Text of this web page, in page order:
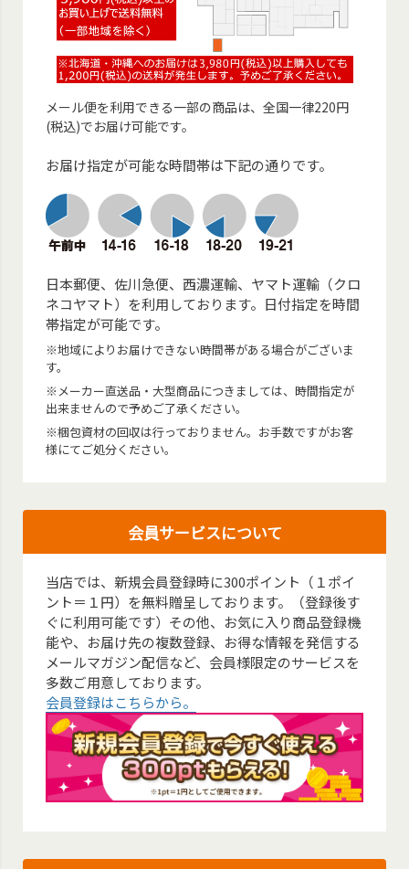
メール便を利用できる一部の商品は、全国一律220円
(税込)でお届け可能です。
お届け指定が可能な時間帯は下記の通りです。
日本郵便、佐川急便、西濃運輸、ヤマト運輸（クロ
ネコヤマト）を利用しております。日付指定を時間
帯指定が可能です。
※地域によりお届けできない時間帯がある場合がございま
す。
※メーカー直送品・大型商品につきましては、時間指定が
出来ませんので予めご了承ください。
※梱包資材の回収は行っておりません。お手数ですがお客
様にてご処分ください。
会員サービスについて
当店では、新規会員登録時に300ポイント（１ポイ
ント＝１円）を無料贈呈しております。（登録後す
ぐに利用可能です）その他、お気に入り商品登録機
能や、お届け先の複数登録、お得な情報を発信する
メールマガジン配信など、会員様限定のサービスを
多数ご用意しております。
会員登録はこちらから。